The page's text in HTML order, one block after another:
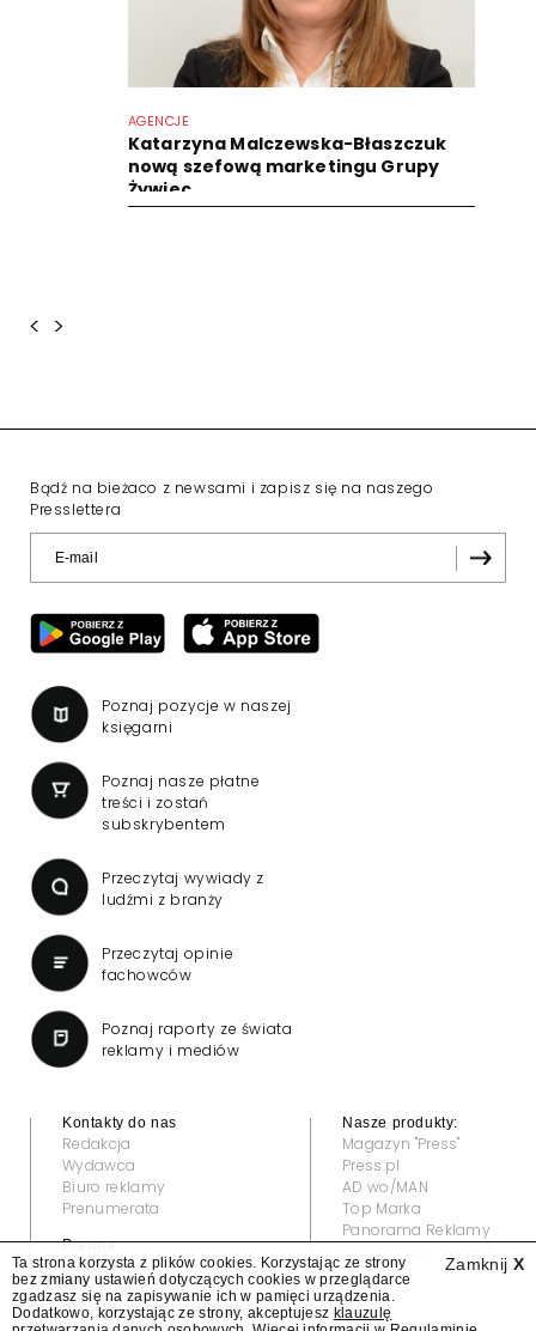
AGENCJE
Katarzyna Malczewska-Błaszczuk
nową szefową marketingu Grupy
Żywiec
< >
Bądź na bieżaco z newsami i zapisz się na naszego
Presslettera
Poznaj pozycje w naszej
księgarni
Poznaj nasze płatne
treści i zostań
subskrybentem
Przeczytaj wywiady z
ludźmi z branży
Przeczytaj opinie
fachowców
Poznaj raporty ze świata
reklamy i mediów
Kontakty do nas
Redakcja
Wydawca
Biuro reklamy
Prenumerata
Prawne:
Regulamin
Klauzula informacyjna
Nasze produkty:
Magazyn "Press"
Press.pl
AD wo/MAN
Top Marka
Panorama Reklamy
© 2022 — All rights reserved
Zamknij X
Ta strona korzysta z plików cookies. Korzystając ze strony
bez zmiany ustawień dotyczących cookies w przeglądarce
zgadzasz się na zapisywanie ich w pamięci urządzenia.
Dodatkowo, korzystając ze strony, akceptujesz klauzulę